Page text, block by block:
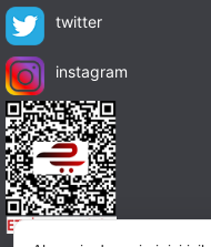
twitter
instagram